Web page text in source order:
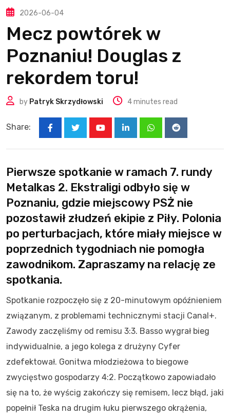
2026-06-04
Mecz powtórek w
Poznaniu! Douglas z
rekordem toru!
by Patryk Skrzydłowski 4 minutes read
Share:
LinkedInWhatsappReddit
Pierwsze spotkanie w ramach 7. rundy
Metalkas 2. Ekstraligi odbyło się w
Poznaniu, gdzie miejscowy PSŻ nie
pozostawił złudzeń ekipie z Piły. Polonia
po perturbacjach, które miały miejsce w
poprzednich tygodniach nie pomogła
zawodnikom. Zapraszamy na relację ze
spotkania.
Spotkanie rozpoczęło się z 20-minutowym opóźnieniem
związanym, z problemami technicznymi stacji Canal+.
Zawody zaczęliśmy od remisu 3:3. Basso wygrał bieg
indywidualnie, a jego kolega z drużyny Cyfer
zdefektował. Gonitwa młodzieżowa to biegowe
zwycięstwo gospodarzy 4:2. Początkowo zapowiadało
się na to, że wyścig zakończy się remisem, lecz błąd, jaki
popełnił Teska na drugim łuku pierwszego okrążenia,